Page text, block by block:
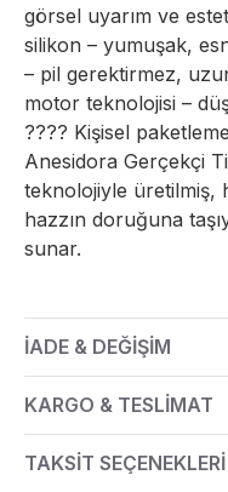
görsel uyarım ve
silikon – yumuşak,
– pil gerektirmez,
motor teknolojisi –
???? Kişisel
Anesidora Gerçekçi
teknolojiyle üretilmiş,
hazzın doruğuna
sunar.
İADE & DEĞİŞİM
KARGO & TESLİMAT
TAKSİT SEÇENEKLERİ